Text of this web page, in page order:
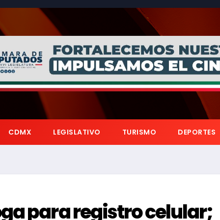
CDMX LEGISLATIVO TURISMO DEPORTES
para registro celular;